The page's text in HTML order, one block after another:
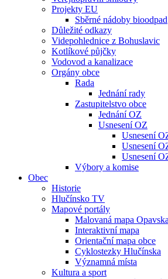
Projekty EU
Sběrné nádoby bioodpad
Důležité odkazy
Videpohlednice z Bohuslavic
Kotlíkové půjčky
Vodovod a kanalizace
Orgány obce
Rada
Jednání rady
Zastupitelstvo obce
Jednání OZ
Usnesení OZ
Usnesení
Usnesení
Usnesení
Výbory a komise
Obec
Historie
Hlučínsko TV
Mapové portály
Malovaná mapa Opavska
Interaktivní mapa
Orientační mapa obce
Cyklostezky Hlučínska
Významná místa
Kultura a sport